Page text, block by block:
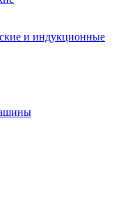
и индукционные